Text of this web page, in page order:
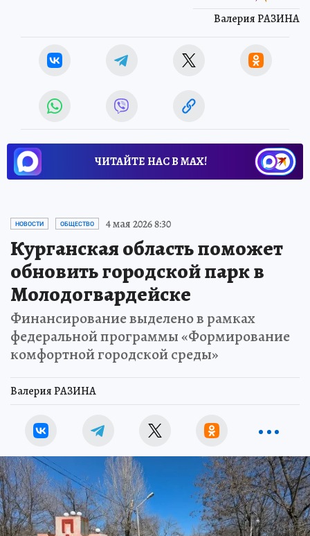
Валерия РАЗИНА
ЧИТАЙТЕ НАС В МАХ!
НОВОСТИ ОБЩЕСТВО 4 мая 2026 8:30
Курганская область поможет
обновить городской парк в
Молодогвардейске
Финансирование выделено в рамках
федеральной программы «Формирование
комфортной городской среды»
Валерия РАЗИНА